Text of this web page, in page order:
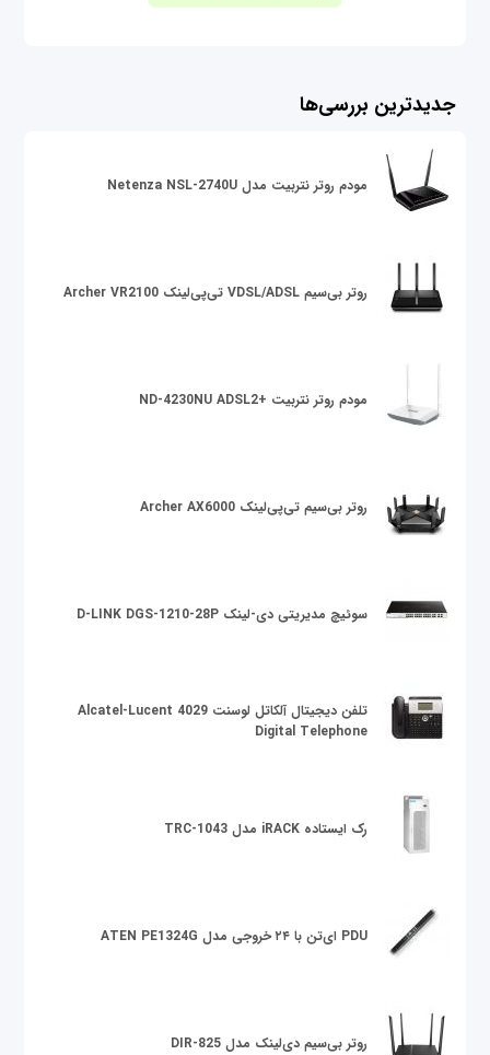
جدیدترین بررسی‌ها
مودم روتر نتربیت مدل Netenza NSL-2740U
روتر بی‌سیم VDSL/ADSL تی‌پی‌لینک Archer VR2100
مودم روتر نتربیت +ND-4230NU ADSL2
روتر بی‌سیم تی‌پی‌لینک Archer AX6000
سوئیچ مدیریتی دی-لینک D-LINK DGS-1210-28P
تلفن دیجیتال آلکاتل لوسنت Alcatel-Lucent 4029
Digital Telephone
رک ایستاده iRACK مدل TRC-1043
PDU ای‌تن با ۲۴ خروجی مدل ATEN PE1324G
روتر بی‌سیم دی‌لینک مدل DIR-825